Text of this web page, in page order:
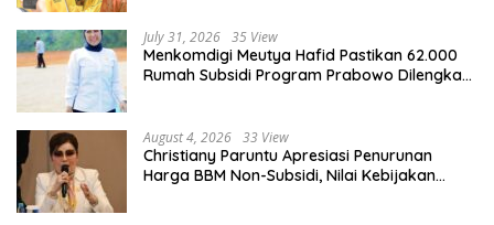
July 31, 2026 35 View
Menkomdigi Meutya Hafid Pastikan 62.000
Rumah Subsidi Program Prabowo Dilengkapi
August 4, 2026 33 View
Christiany Paruntu Apresiasi Penurunan
Harga BBM Non-Subsidi, Nilai Kebijakan